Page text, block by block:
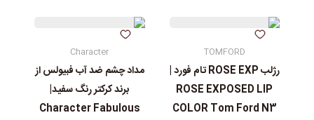
TOMFORD
رژلب ROSE EXP تام فورد |
ROSE EXPOSED LIP
COLOR Tom Ford N3
Character
مداد چشم ضد آب فبیولس از
برند کرکتر رنگ سفید|
Character Fabulous